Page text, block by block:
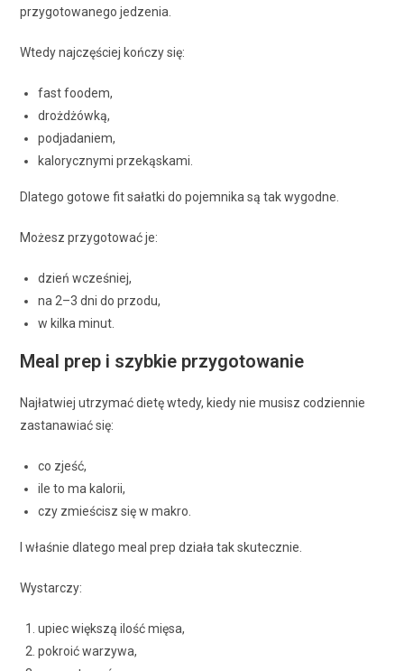
przygotowanego jedzenia.
Wtedy najczęściej kończy się:
fast foodem,
drożdżówką,
podjadaniem,
kalorycznymi przekąskami.
Dlatego gotowe fit sałatki do pojemnika są tak wygodne.
Możesz przygotować je:
dzień wcześniej,
na 2–3 dni do przodu,
w kilka minut.
Meal prep i szybkie przygotowanie
Najłatwiej utrzymać dietę wtedy, kiedy nie musisz codziennie
zastanawiać się:
co zjeść,
ile to ma kalorii,
czy zmieścisz się w makro.
I właśnie dlatego meal prep działa tak skutecznie.
Wystarczy:
upiec większą ilość mięsa,
pokroić warzywa,